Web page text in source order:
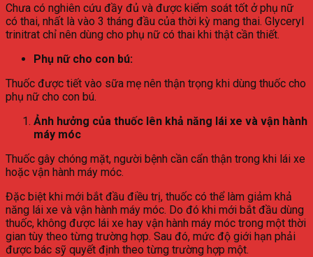
Chưa có nghiên cứu đầy đủ và được kiểm soát tốt ở phụ nữ
có thai, nhất là vào 3 tháng đầu của thời kỳ mang thai. Glyceryl
trinitrat chỉ nên dùng cho phụ nữ có thai khi thật cần thiết.
Phụ nữ cho con bú:
Thuốc được tiết vào sữa mẹ nên thận trọng khi dùng thuốc cho
phụ nữ cho con bú.
Ảnh hưởng của thuốc lên khả năng lái xe và vận hành
máy móc
Thuốc gây chóng mặt, người bệnh cần cẩn thận trong khi lái xe
hoặc vận hành máy móc.
Đặc biệt khi mới bắt đầu điều trị, thuốc có thể làm giảm khả
năng lái xe và vận hành máy móc. Do đó khi mới bắt đầu dùng
thuốc, không được lái xe hay vận hành máy móc trong một thời
gian tùy theo từng trường hợp. Sau đó, mức độ giới hạn phải
được bác sỹ quyết định theo từng trường hợp một.